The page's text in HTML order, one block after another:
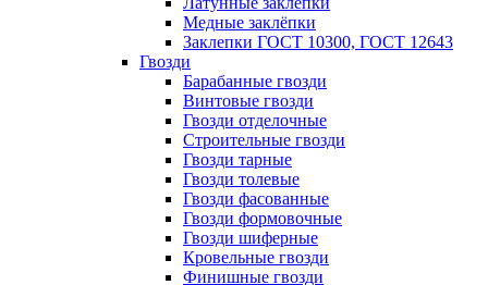
Медные заклёпки
Заклепки ГОСТ 10300, ГОСТ 12643
Гвозди
Барабанные гвозди
Винтовые гвозди
Гвозди отделочные
Строительные гвозди
Гвозди тарные
Гвозди толевые
Гвозди фасованные
Гвозди формовочные
Гвозди шиферные
Кровельные гвозди
Финишные гвозди